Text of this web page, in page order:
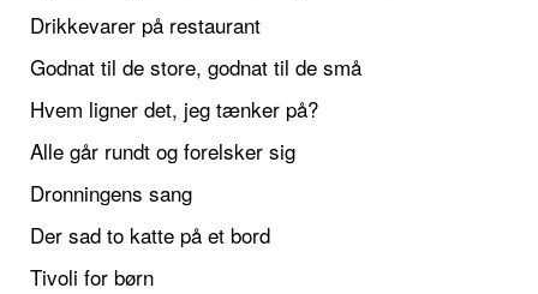
Drikkevarer på restaurant
Godnat til de store, godnat til de små
Hvem ligner det, jeg tænker på?
Alle går rundt og forelsker sig
Dronningens sang
Der sad to katte på et bord
Tivoli for børn